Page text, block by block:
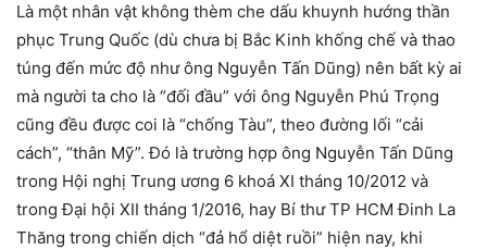
Là một nhân vật không thèm che dấu khuynh hướng thần
phục Trung Quốc (dù chưa bị Bắc Kinh khống chế và thao
túng đến mức độ như ông Nguyễn Tấn Dũng) nên bất kỳ ai
mà người ta cho là “đối đầu” với ông Nguyễn Phú Trọng
cũng đều được coi là “chống Tàu”, theo đường lối “cải
cách”, “thân Mỹ”. Đó là trường hợp ông Nguyễn Tấn Dũng
trong Hội nghị Trung ương 6 khoá XI tháng 10/2012 và
trong Đại hội XII tháng 1/2016, hay Bí thư TP HCM Đinh La
Thăng trong chiến dịch “đả hổ diệt ruồi” hiện nay, khi